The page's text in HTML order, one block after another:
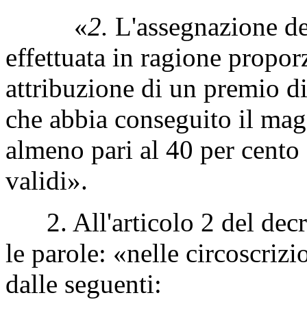
«2. L'assegnazione
effettuata in ragione
attribuzione di un premio
che abbia conseguito il
almeno pari al 40 per
validi».
2. All'articolo 2 del
le parole: «nelle
dalle seguenti: